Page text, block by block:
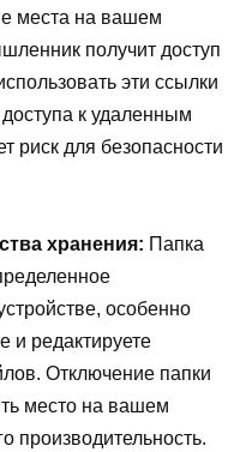
места на вашем
получит доступ
эти ссылки
к удаленным
риск для безопасности
хранения: Папка
особенно
и редактируете
Отключение папки
место на вашем
производительность.